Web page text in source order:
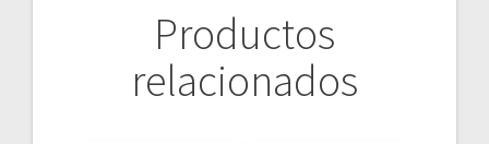
Productos
relacionados